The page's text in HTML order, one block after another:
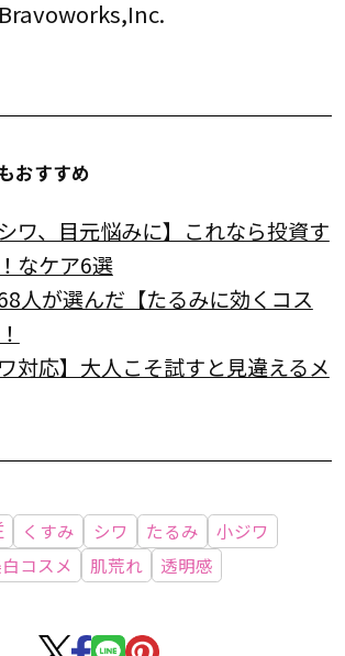
おすすめ
ワ、目元悩みに】これなら投資す
なケア6選
人が選んだ【たるみに効くコス
対応】大人こそ試すと見違えるメ
くすみ シワ たるみ
小ジワ
コスメ
肌荒れ 透明感